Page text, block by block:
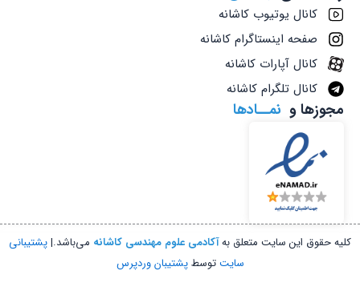
کانال یوتیوب کاشانه
صفحه اینستاگرام کاشانه
کانال آپارات کاشانه
کانال تلگرام کاشانه
ونمــادها
این سایت متعلق بهآکادمی علوم مهندسی کاشانه می‌باشد.|پشتیبانی
توسطپشتیبان وردپرس